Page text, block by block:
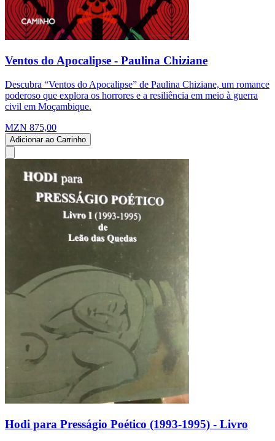
Ventos do Apocalipse - Paulina Chiziane
Descubra “Ventos do Apocalipse” de Paulina Chiziane, um romance
poderoso que explora os horrores e a resiliência em meio à guerra
civil em Moçambique.
MZN 875,00
Adicionar ao Carrinho
Hodi para Presságio Poético (1993-1995) - Livro